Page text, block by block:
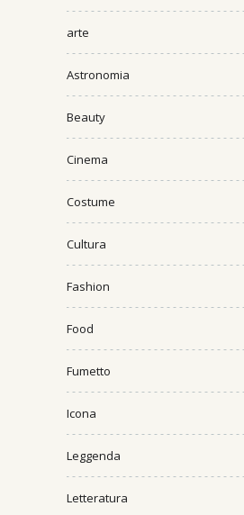
arte
Astronomia
Beauty
Cinema
Costume
Cultura
Fashion
Food
Fumetto
Icona
Leggenda
Letteratura